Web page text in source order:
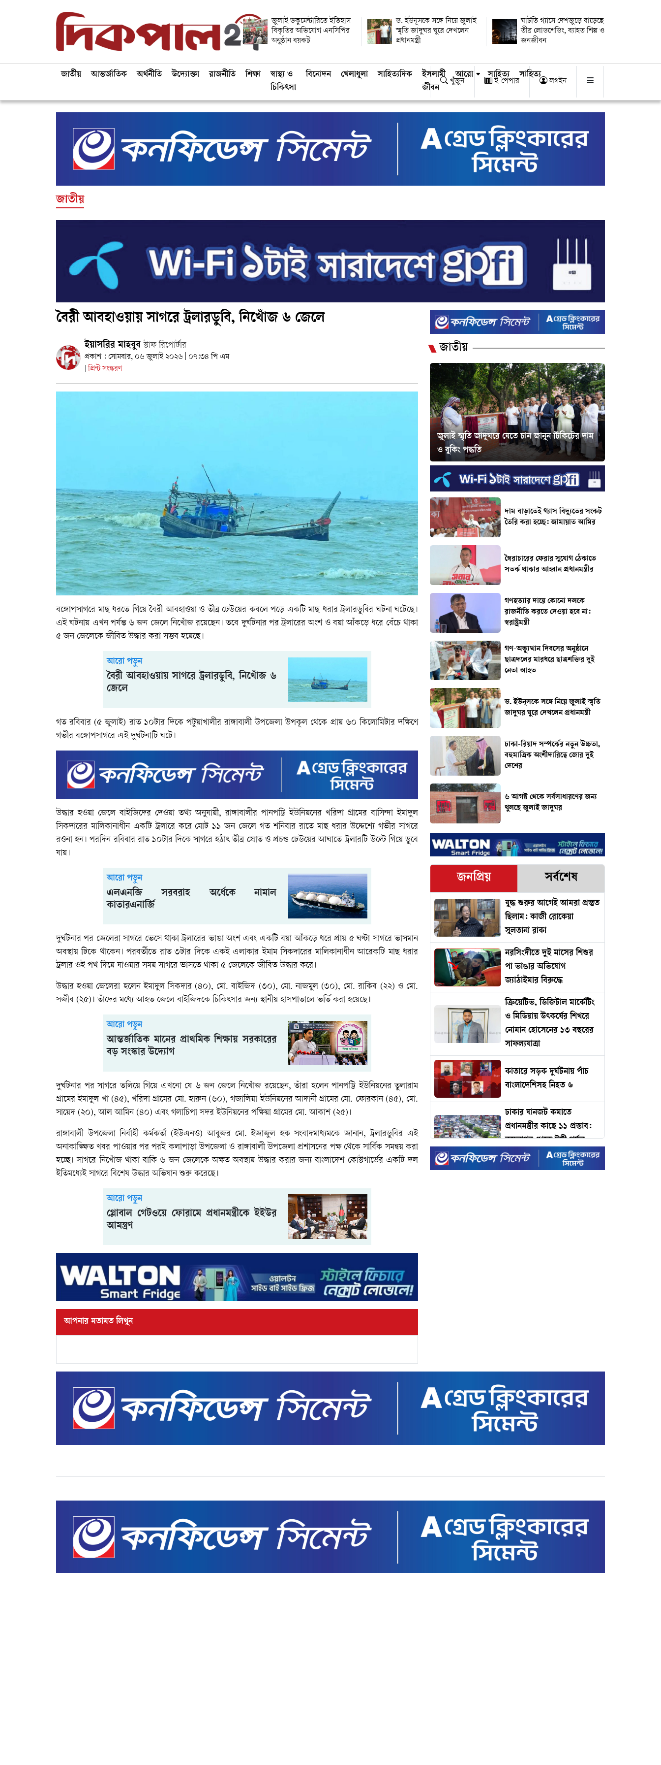
জুলাই ডকুমেন্টারিতে ইতিহাস
বিকৃতির অভিযোগ এনসিপির
অনুষ্ঠান বয়কট
ড. ইউনূসকে সঙ্গে নিয়ে জুলাই
স্মৃতি জাদুঘর ঘুরে দেখলেন
প্রধানমন্ত্রী
ঘাটতি গ্যাসে দেশজুড়ে বাড়েছে
তীব্র লোডশেডিং, ব্যাহত শিল্প ও
জনজীবন
জাতীয় আন্তর্জাতিক অর্থনীতি উদ্যোক্তা রাজনীতি শিক্ষা
স্বাস্থ্য ও
চিকিৎসা
বিনোদন খেলাধুলা সাহিত্যদিক
ইসলামী
জীবন
আরো সাহিত্য সাহিত্য
খুঁজুন ই-পেপার লগইন
জাতীয়
বৈরী আবহাওয়ায় সাগরে ট্রলারডুবি, নিখোঁজ ৬ জেলে
ইয়াসরির মাহবুবস্টাফ রিপোর্টার
প্রকাশ : সোমবার, ০৬ জুলাই ২০২৬ | ০৭:৩৪ পি এম
প্রিন্ট সংস্করণ
বঙ্গোপসাগরে মাছ ধরতে গিয়ে বৈরী আবহাওয়া ও তীব্র ঢেউয়ের কবলে পড়ে একটি মাছ ধরার ট্রলারডুবির ঘটনা ঘটেছে।
এই ঘটনায় এখন পর্যন্ত ৬ জন জেলে নিখোঁজ রয়েছেন। তবে দুর্ঘটনার পর ট্রলারের অংশ ও বয়া আঁকড়ে ধরে বেঁচে থাকা
৫ জন জেলেকে জীবিত উদ্ধার করা সম্ভব হয়েছে।
আরো পড়ুন
বৈরী আবহাওয়ায় সাগরে ট্রলারডুবি, নিখোঁজ ৬
জেলে
গত রবিবার (৫ জুলাই) রাত ১০টার দিকে পটুয়াখালীর রাঙ্গাবালী উপজেলা উপকূল থেকে প্রায় ৬০ কিলোমিটার দক্ষিণে
গভীর বঙ্গোপসাগরে এই দুর্ঘটনাটি ঘটে।
উদ্ধার হওয়া জেলে বাইজিদের দেওয়া তথ্য অনুযায়ী, রাঙ্গাবালীর পানপট্টি ইউনিয়নের খরিদা গ্রামের বাসিন্দা ইমাদুল
সিকদারের মালিকানাধীন একটি ট্রলারে করে মোট ১১ জন জেলে গত শনিবার রাতে মাছ ধরার উদ্দেশ্যে গভীর সাগরে
রওনা হন। পরদিন রবিবার রাত ১০টার দিকে সাগরে হঠাৎ তীব্র স্রোত ও প্রচণ্ড ঢেউয়ের আঘাতে ট্রলারটি উল্টে গিয়ে ডুবে
যায়।
আরো পড়ুন
এলএনজি সরবরাহ অর্ধেকে নামাল
কাতারএনার্জি
দুর্ঘটনার পর জেলেরা সাগরে ভেসে থাকা ট্রলারের ভাঙা অংশ এবং একটি বয়া আঁকড়ে ধরে প্রায় ৫ ঘণ্টা সাগরে ভাসমান
অবস্থায় টিকে থাকেন। পরবর্তীতে রাত ৩টার দিকে একই এলাকার ইমাম সিকদারের মালিকানাধীন আরেকটি মাছ ধরার
ট্রলার ওই পথ দিয়ে যাওয়ার সময় সাগরে ভাসতে থাকা ৫ জেলেকে জীবিত উদ্ধার করে।
উদ্ধার হওয়া জেলেরা হলেন ইমাদুল সিকদার (৪০), মো. বাইজিদ (৩০), মো. নাজমুল (৩০), মো. রাকিব (২২) ও মো.
সজীব (২৫)। তাঁদের মধ্যে আহত জেলে বাইজিদকে চিকিৎসার জন্য স্থানীয় হাসপাতালে ভর্তি করা হয়েছে।
আরো পড়ুন
আন্তর্জাতিক মানের প্রাথমিক শিক্ষায় সরকারের
বড় সংস্কার উদ্যোগ
দুর্ঘটনার পর সাগরে তলিয়ে গিয়ে এখনো যে ৬ জন জেলে নিখোঁজ রয়েছেন, তাঁরা হলেন পানপট্টি ইউনিয়নের তুলারাম
গ্রামের ইমাদুল খা (৪৫), খরিদা গ্রামের মো. হারুন (৬০), গজালিয়া ইউনিয়নের আদানী গ্রামের মো. ফোরকান (৪৫), মো.
সায়েদ (২০), আল আমিন (৪০) এবং গলাচিপা সদর ইউনিয়নের পক্ষিয়া গ্রামের মো. আকাশ (২৫)।
রাঙ্গাবালী উপজেলা নির্বাহী কর্মকর্তা (ইউএনও) আবুজর মো. ইজাজুল হক সংবাদমাধ্যমকে জানান, ট্রলারডুবির এই
অনাকাঙ্ক্ষিত খবর পাওয়ার পর পরই কলাপাড়া উপজেলা ও রাঙ্গাবালী উপজেলা প্রশাসনের পক্ষ থেকে সার্বিক সমন্বয় করা
হচ্ছে। সাগরে নিখোঁজ থাকা বাকি ৬ জন জেলেকে অক্ষত অবস্থায় উদ্ধার করার জন্য বাংলাদেশ কোস্টগার্ডের একটি দল
ইতিমধ্যেই সাগরে বিশেষ উদ্ধার অভিযান শুরু করেছে।
আরো পড়ুন
গ্লোবাল গেটওয়ে ফোরামে প্রধানমন্ত্রীকে ইইউর
আমন্ত্রণ
আপনার মতামত লিখুন
জাতীয়
জুলাই স্মৃতি জাদুঘরে যেতে চান জানুন টিকিটের দাম
ও বুকিং পদ্ধতি
দাম বাড়াতেই গ্যাস বিদ্যুতের সংকট
তৈরি করা হচ্ছে: জামায়াত আমির
স্বৈরাচারের ফেরার সুযোগ ঠেকাতে
সতর্ক থাকার আহ্বান প্রধানমন্ত্রীর
গণহত্যার দায়ে কোনো দলকে
রাজনীতি করতে দেওয়া হবে না:
স্বরাষ্ট্রমন্ত্রী
গণ-অভ্যুত্থান দিবসের অনুষ্ঠানে
ছাত্রদলের মারধরে ছাত্রশক্তির দুই
নেতা আহত
ড. ইউনূসকে সঙ্গে নিয়ে জুলাই স্মৃতি
জাদুঘর ঘুরে দেখলেন প্রধানমন্ত্রী
ঢাকা-রিয়াদ সম্পর্কের নতুন উচ্চতা,
বহুমাত্রিক অংশীদারিত্বে জোর দুই
দেশের
৬ আগস্ট থেকে সর্বসাধারণের জন্য
খুলছে জুলাই জাদুঘর
জনপ্রিয় সর্বশেষ
যুদ্ধ শুরুর আগেই আমরা প্রস্তুত
ছিলাম: কাজী রোকেয়া
সুলতানা রাকা
নরসিংদীতে দুই মাসের শিশুর
পা ভাঙার অভিযোগ
জ্যাঠাইমার বিরুদ্ধে
ক্রিয়েটিভ, ডিজিটাল মার্কেটিং
ও মিডিয়ায় উৎকর্ষের শিখরে
নোমান হোসেনের ১৩ বছরের
সাফল্যযাত্রা
কাতারে সড়ক দুর্ঘটনায় পাঁচ
বাংলাদেশিসহ নিহত ৬
ঢাকার যানজট কমাতে
প্রধানমন্ত্রীর কাছে ১১ প্রস্তাব:
কমলাপুর থেকে টঙ্গী পর্যন্ত
বাইপাস রেলপথের দাবি!
কাতারে বাংলাদেশ এমএইচএম
স্কুল অ্যান্ড কলেজের সুনাম
ক্ষুণ্ণের অপচেষ্টা: তথাকথিত
‘গার্ডিয়ানস’ কমিটির বিরুদ্ধে